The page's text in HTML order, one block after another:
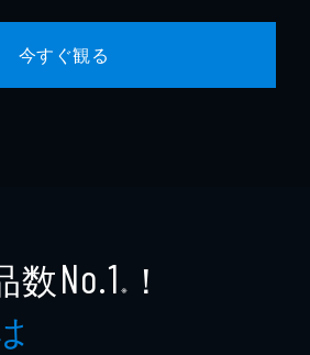
今すぐ観る
数No.1 ※ ！